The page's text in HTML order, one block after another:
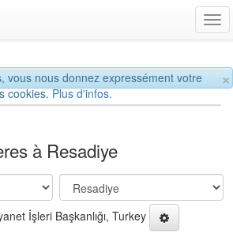
×
vous nous donnez expressément votre
cookies.Plus d'infos.
à Resadiye
İşleri Başkanlığı, Turkey